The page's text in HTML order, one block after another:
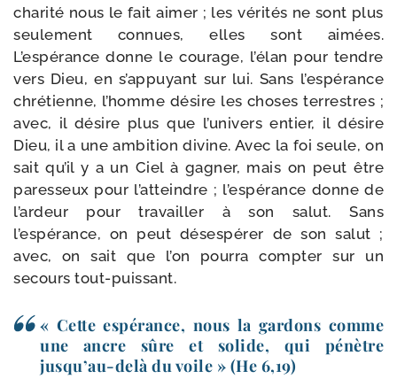
cha­ri­té nous le fait aimer ; les véri­tés ne sont plus
seule­ment connues, elles sont aimées.
L’espérance donne le cou­rage, l’élan pour tendre
vers Dieu, en s’appuyant sur lui. Sans l’espérance
chré­tienne, l’homme désire les choses ter­restres ;
avec, il désire plus que l’univers entier, il désire
Dieu, il a une ambi­tion divine. Avec la foi seule, on
sait qu’il y a un Ciel à gagner, mais on peut être
pares­seux pour l’atteindre ; l’espérance donne de
l’ardeur pour tra­vailler à son salut. Sans
l’espérance, on peut déses­pé­rer de son salut ;
avec, on sait que l’on pour­ra comp­ter sur un
secours tout-puissant.
« Cette espé­rance, nous la gar­dons comme
une ancre sûre et solide, qui pénètre
jusqu’au-delà du voile » (He 6,19)